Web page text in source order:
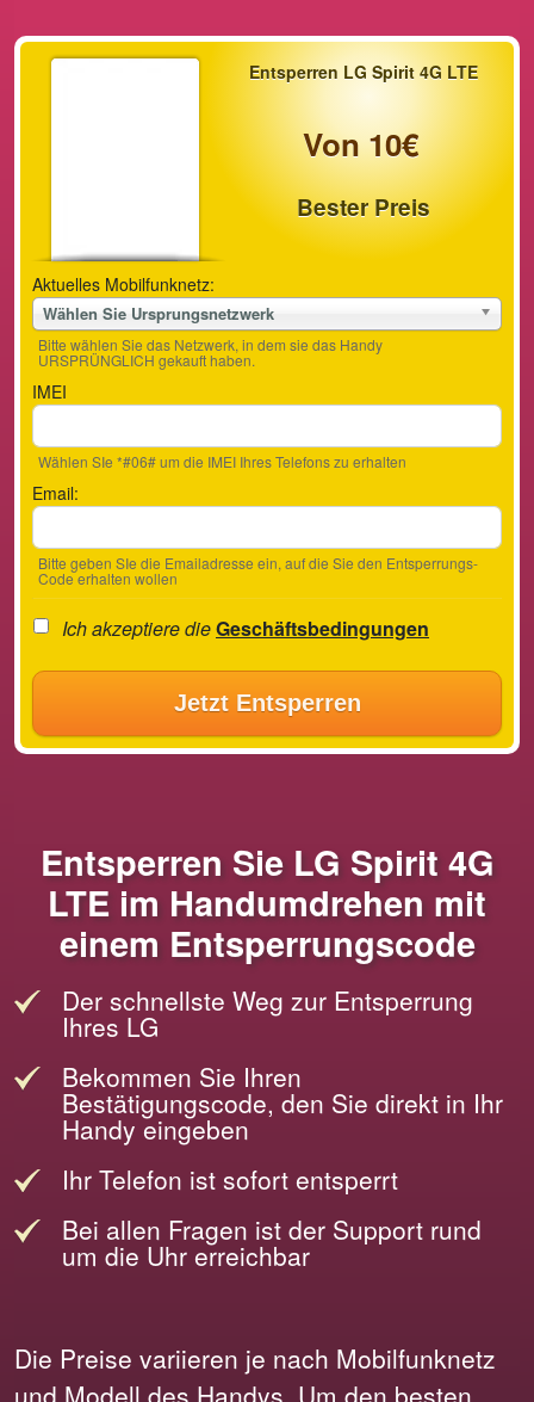
Entsperren LG Spirit 4G LTE
Von 10€
Bester Preis
Aktuelles Mobilfunknetz:
Wählen Sie Ursprungsnetzwerk
Bitte wählen Sie das Netzwerk, in dem sie das Handy
URSPRÜNGLICH gekauft haben.
IMEI
Wählen SIe *#06# um die IMEI Ihres Telefons zu erhalten
Email:
Bitte geben SIe die Emailadresse ein, auf die Sie den Entsperrungs-
Code erhalten wollen
Ich akzeptiere dieGeschäftsbedingungen
Jetzt Entsperren
Entsperren Sie LG Spirit 4G
LTE im Handumdrehen mit
einem Entsperrungscode
Der schnellste Weg zur Entsperrung
Ihres LG
Bekommen Sie Ihren
Bestätigungscode, den Sie direkt in Ihr
Handy eingeben
Ihr Telefon ist sofort entsperrt
Bei allen Fragen ist der Support rund
um die Uhr erreichbar
Die Preise variieren je nach Mobilfunknetz
und Modell des Handys. Um den besten